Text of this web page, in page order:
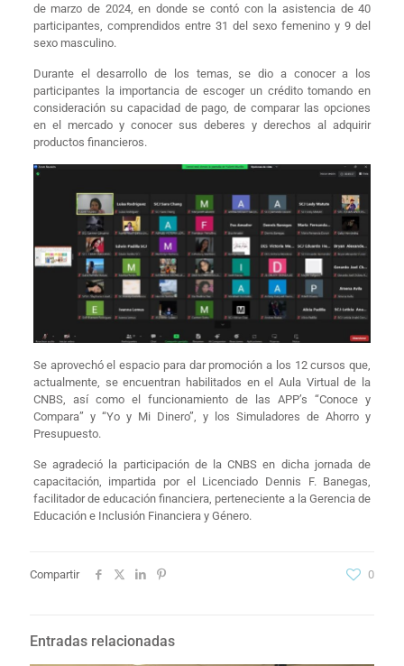
de marzo de 2024, en donde se contó con la asistencia de 40
participantes, comprendidos entre 31 del sexo femenino y 9 del
sexo masculino.
Durante el desarrollo de los temas, se dio a conocer a los
participantes la importancia de escoger un crédito tomando en
consideración su capacidad de pago, de comparar las opciones
en el mercado y conocer sus deberes y derechos al adquirir
productos financieros.
Se aprovechó el espacio para dar promoción a los 12 cursos que,
actualmente, se encuentran habilitados en el Aula Virtual de la
CNBS, así como el funcionamiento de las APP’s “Conoce y
Compara” y “Yo y Mi Dinero”, y los Simuladores de Ahorro y
Presupuesto.
Se agradeció la participación de la CNBS en dicha jornada de
capacitación, impartida por el Licenciado Dennis F. Banegas,
facilitador de educación financiera, perteneciente a la Gerencia de
Educación e Inclusión Financiera y Género.
Compartir 0
Entradas relacionadas